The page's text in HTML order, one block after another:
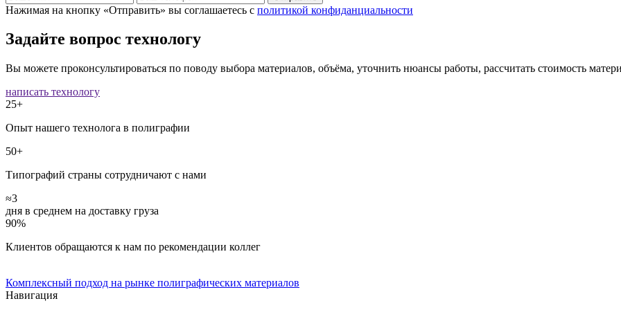
Нажимая на кнопку «Отправить» вы соглашаетесь с политикой конфиданциальности
Задайте вопрос технологу
Вы можете проконсультироваться по поводу выбора материалов, объёма, уточнить нюансы работы, рассчитать стоимость
написать технологу
25+
Опыт нашего технолога в полиграфии
50+
Типографий страны сотрудничают с нами
≈3
дня в среднем на доставку груза
90%
Клиентов обращаются к нам по рекомендации коллег
Комплексный подход на рынке полиграфических материалов
Навигация